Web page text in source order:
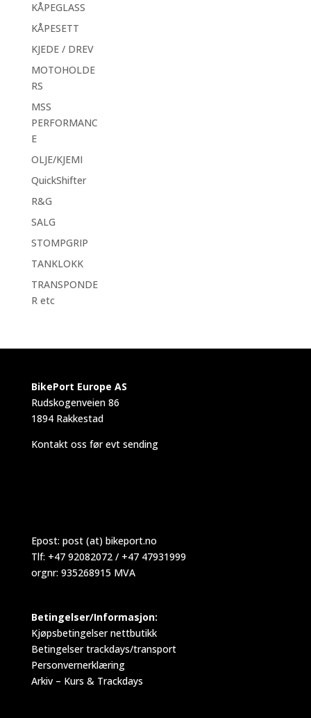
KÅPEGLASS
KÅPESETT
KJEDE / DREV
MOTOHOLDE
RS
MSS
PERFORMANC
E
OLJE/KJEMI
QuickShifter
R&G
SALG
STOMPGRIP
TANKLOKK
TRANSPONDE
R etc
BikePort Europe AS
Rudskogenveien 86
1894 Rakkestad
Kontakt oss før evt sending
Epost: post (at) bikeport.no
Tlf: +47 92082072 / +47 47931999
orgnr: 935268915 MVA
Betingelser/Informasjon:
Kjøpsbetingelser nettbutikk
Betingelser trackdays/transport
Personvernerklæring
Arkiv – Kurs & Trackdays